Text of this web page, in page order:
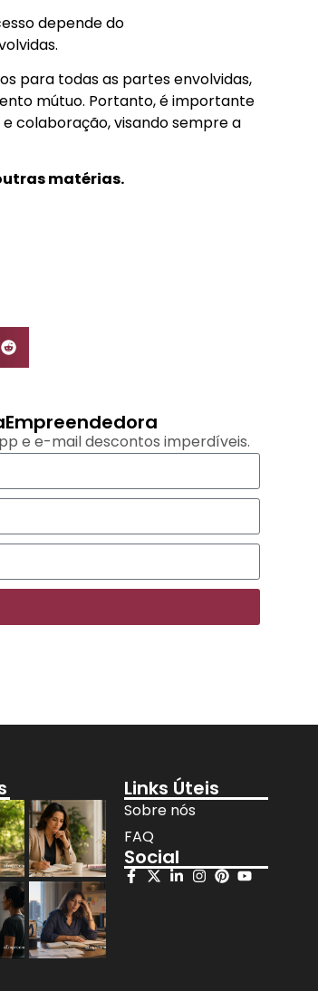
depende do
para todas as partes envolvidas,
mútuo. Portanto, é importante
colaboração, visando sempre a
matérias.
e e-mail descontos imperdíveis.
Links Úteis
Sobre nós
FAQ
Social